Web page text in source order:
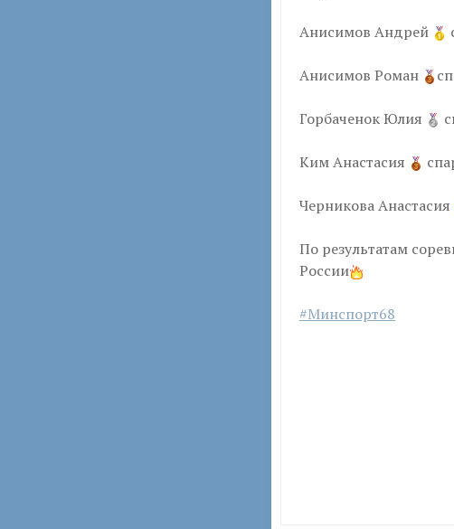
Анисимов Андрей
Анисимов Роман
Горбаченок Юлия
Ким Анастасия
Черникова Анастасия
По результатам
России
#Минспорт68